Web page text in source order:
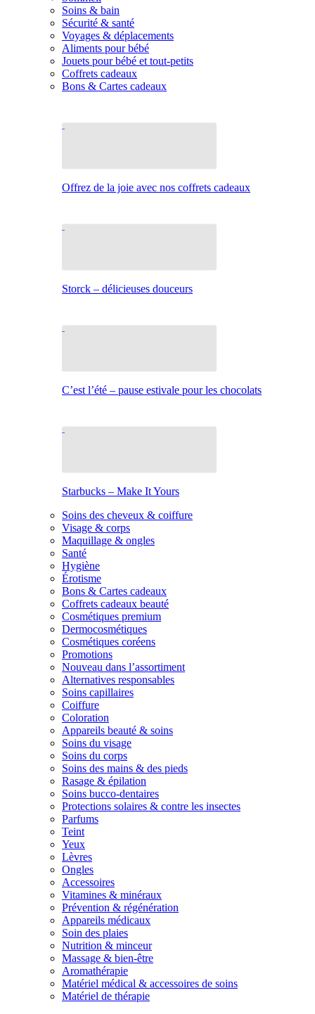
Soins & bain
Sécurité & santé
Voyages & déplacements
Aliments pour bébé
Jouets pour bébé et tout-petits
Coffrets cadeaux
Bons & Cartes cadeaux
Offrez de la joie avec nos coffrets cadeaux
Storck – délicieuses douceurs
C’est l’été – pause estivale pour les chocolats
Starbucks – Make It Yours
Soins des cheveux & coiffure
Visage & corps
Maquillage & ongles
Santé
Hygiène
Érotisme
Bons & Cartes cadeaux
Coffrets cadeaux beauté
Cosmétiques premium
Dermocosmétiques
Cosmétiques coréens
Promotions
Nouveau dans l’assortiment
Alternatives responsables
Soins capillaires
Coiffure
Coloration
Appareils beauté & soins
Soins du visage
Soins du corps
Soins des mains & des pieds
Rasage & épilation
Soins bucco-dentaires
Protections solaires & contre les insectes
Parfums
Teint
Yeux
Lèvres
Ongles
Accessoires
Vitamines & minéraux
Prévention & régénération
Appareils médicaux
Soin des plaies
Nutrition & minceur
Massage & bien-être
Aromathérapie
Matériel médical & accessoires de soins
Matériel de thérapie